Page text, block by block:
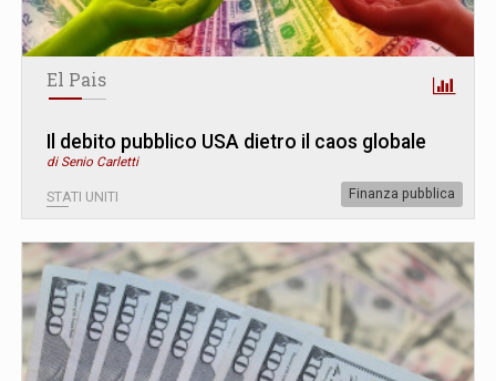
El Pais
Il debito pubblico USA dietro il caos globale
di Senio Carletti
STATI UNITI Finanza pubblica